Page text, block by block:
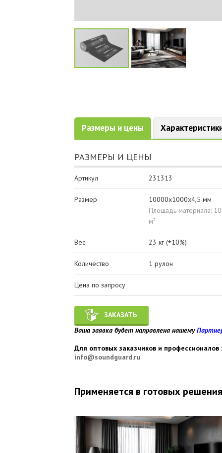
Размеры и цены
РАЗМЕРЫ И ЦЕНЫ
Артикул 231313
Размер
10000х1000х4,5 мм
Площадь материала: 10
м²
Вес 23 кг (±10%)
Количество 1 рулон
Цена по запросу
ЗАКАЗАТЬ
Ваша заявка будет направлена нашему
Для оптовых заказчиков и
info@soundguard.ru
Применяется в готовых